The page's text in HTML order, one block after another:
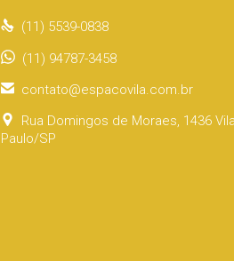
 (11) 5539-0838
(11) 94787-3458
 contato@espacovila.com.br

Rua Domingos de Moraes, 1436
Paulo/SP